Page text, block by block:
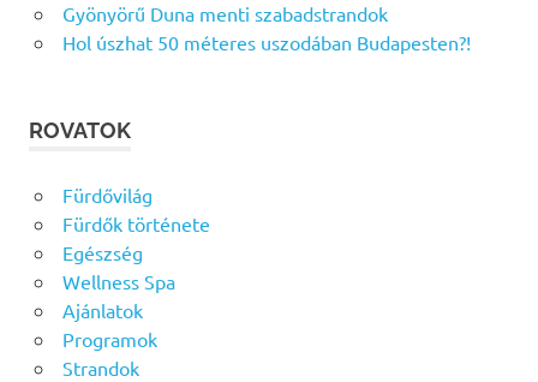
Gyönyörű Duna menti szabadstrandok
Hol úszhat 50 méteres uszodában Budapesten?!
ROVATOK
Fürdővilág
Fürdők története
Egészség
Wellness Spa
Ajánlatok
Programok
Strandok